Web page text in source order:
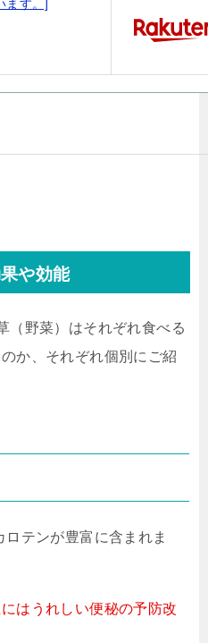
や効能
（野菜）はそれぞれ食べる
か、それぞれ個別にご紹
テンが豊富に含まれま
はうれしい便秘の予防改